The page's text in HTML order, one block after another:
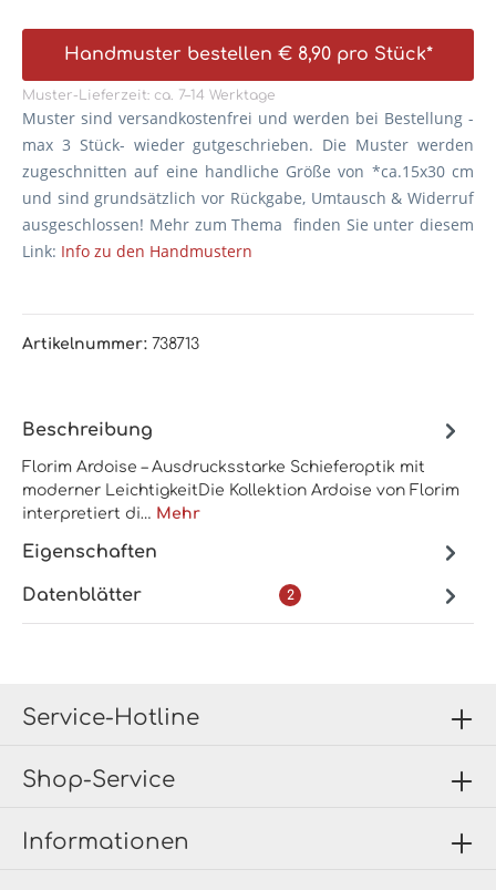
Handmuster bestellen € 8,90 pro Stück*
Muster-Lieferzeit: ca. 7–14 Werktage
Muster sind versandkostenfrei und werden bei Bestellung -
max 3 Stück- wieder gutgeschrieben. Die Muster werden
zugeschnitten auf eine handliche Größe von *ca.15x30 cm
und sind grundsätzlich vor Rückgabe, Umtausch & Widerruf
ausgeschlossen! Mehr zum Thema finden Sie unter diesem
Link: Info zu den Handmustern
Artikelnummer: 738713
Beschreibung
Florim Ardoise – Ausdrucksstarke Schieferoptik mit
moderner LeichtigkeitDie Kollektion Ardoise von Florim
interpretiert di… Mehr
Eigenschaften
Datenblätter 2
Service-Hotline
Shop-Service
Informationen